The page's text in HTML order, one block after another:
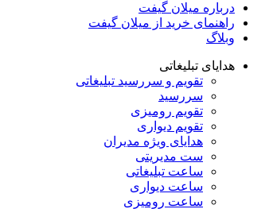
درباره میلان گیفت
راهنمای خرید از میلان گیفت
وبلاگ
هدایای تبلیغاتی
تقویم و سررسید تبلیغاتی
سررسید
تقویم رومیزی
تقویم دیواری
هدایای ویژه مدیران
ست مدیریتی
ساعت تبلیغاتی
ساعت دیواری
ساعت رومیزی